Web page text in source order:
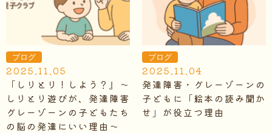
ブログ
2025.11.05
「しりとり！しよう？』～
しりとり遊びが、発達障害
グレーゾーンの子どもたち
の脳の発達にいい理由～
ブログ
2025.11.04
発達障害・グレーゾーンの
子どもに「絵本の読み聞か
せ」が役立つ理由